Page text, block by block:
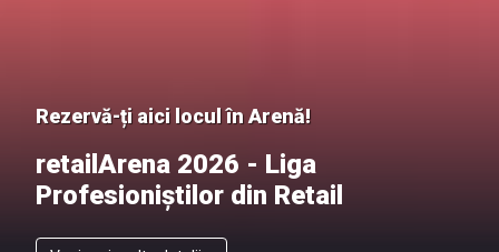
Rezervă-ți aici locul în Arenă!
retailArena 2026 - Liga
Profesioniștilor din Retail